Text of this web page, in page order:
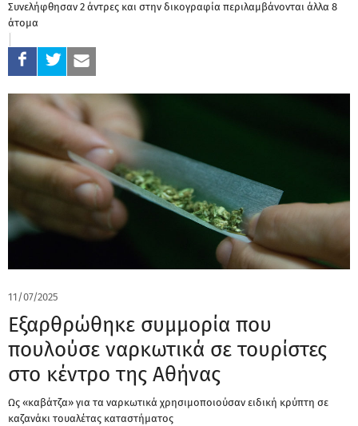
Συνελήφθησαν 2 άντρες και στην δικογραφία περιλαμβάνονται άλλα 8
άτομα
11/07/2025
Εξαρθρώθηκε συμμορία που
πουλούσε ναρκωτικά σε τουρίστες
στο κέντρο της Αθήνας
Ως «καβάτζα» για τα ναρκωτικά χρησιμοποιούσαν ειδική κρύπτη σε
καζανάκι τουαλέτας καταστήματος